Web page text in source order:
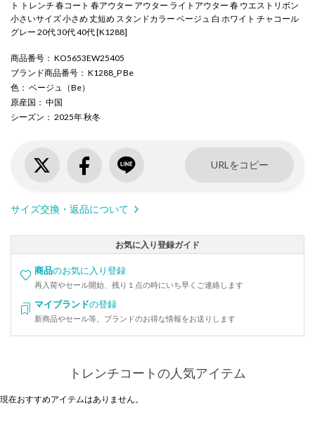
ト トレンチ 春コート 春アウター アウター ライトアウター 春 ウエストリボン
小さいサイズ 小さめ 丈短め スタンドカラー ベージュ 白 ホワイト チャコール
グレー 20代 30代 40代 [K1288]
商品番号 ： KO5653EW25405
ブランド商品番号 ： K1288_P Be
色 ： ベージュ（Be）
原産国 ： 中国
シーズン ： 2025年 秋冬
URLをコピー
サイズ交換・返品について
お気に入り登録ガイド
商品のお気に入り登録
再入荷やセール開始、残り１点の時にいち早くご連絡します
マイブランドの登録
新商品やセール等、ブランドのお得な情報をお送りします
トレンチコートの人気アイテム
現在おすすめアイテムはありません。